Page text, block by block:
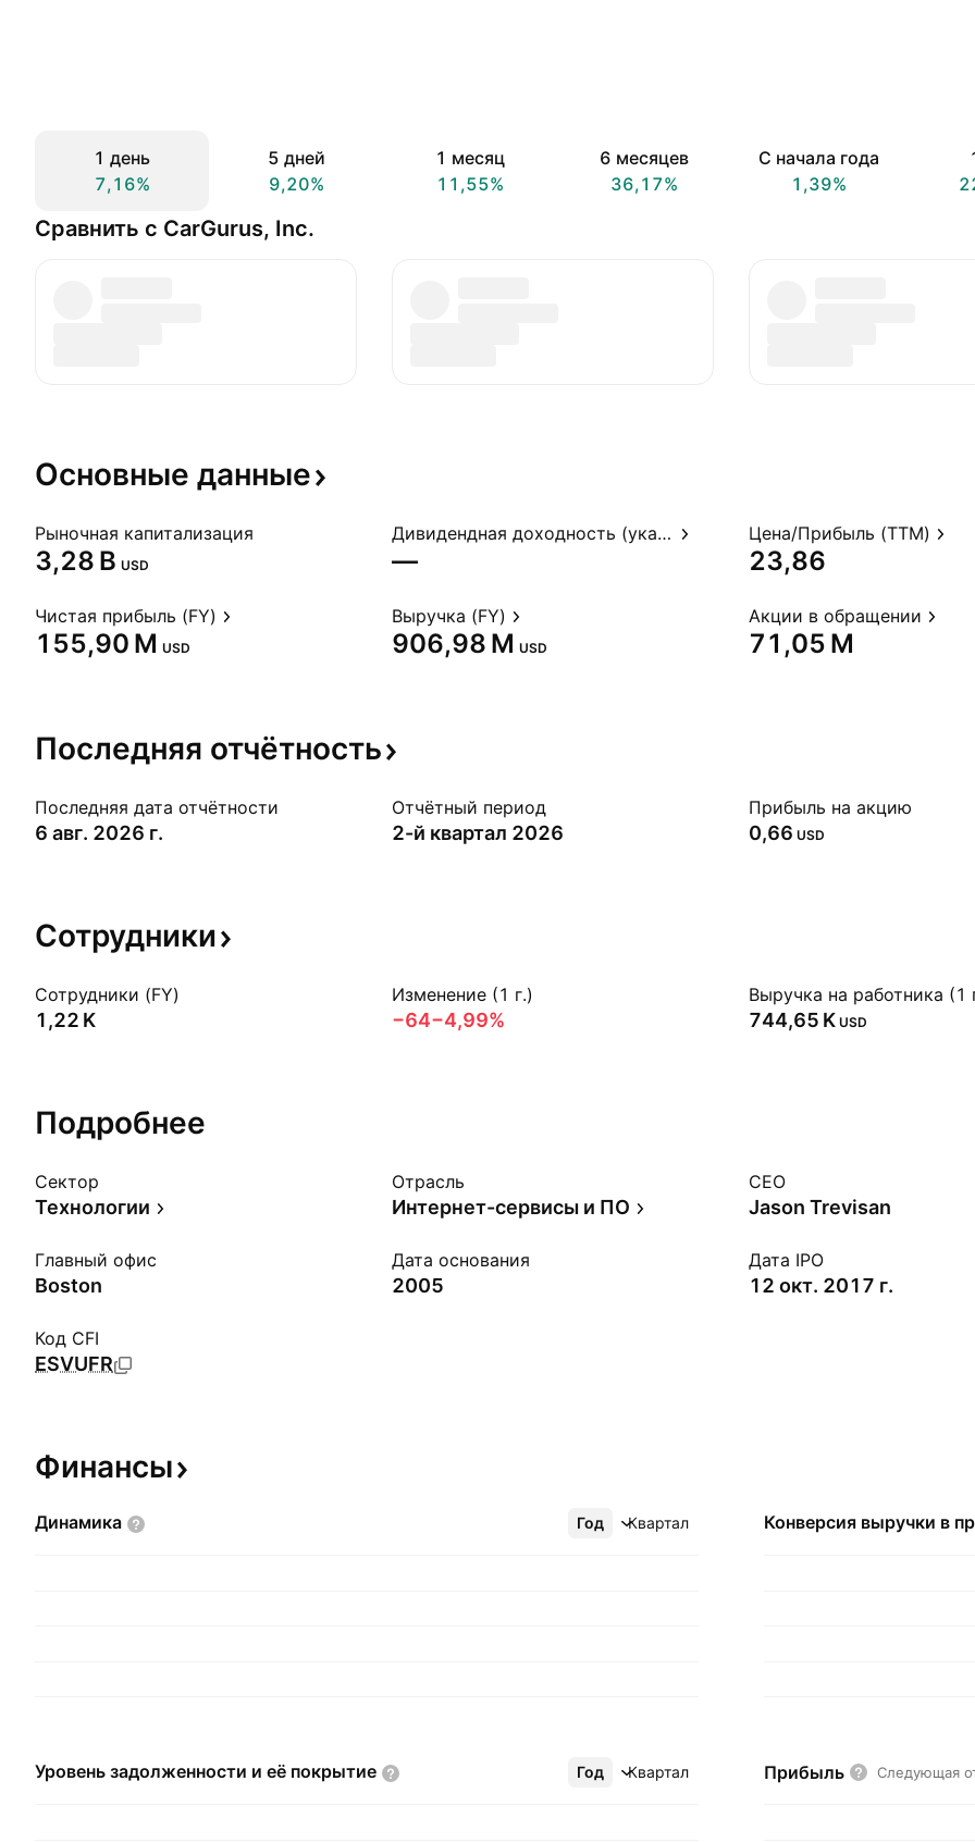
1 день
7,16%
5 дней
9,20%
1 месяц
11,55%
6 месяцев
36,17%
С начала года
1,39%
Сравнить с CarGurus, Inc.
Основные данные
Рыночная капитализация
‪3,28 B‬ USD
Дивидендная доходность (указ.)
—
Цена/Прибыль (TTM)
23,86
Чистая прибыль (FY)
‪155,90 M‬ USD
Выручка (FY)
‪906,98 M‬ USD
Акции в обращении
‪71,05 M‬
Последняя отчётность
Последняя дата отчётности
6 авг. 2026 г.
Отчётный период
2-й квартал 2026
Прибыль на акцию
0,66 USD
Сотрудники
Сотрудники (FY)
‪1,22 K‬
Изменение (1 г.)
−64−4,99%
Выручка на работника (1
‪744,65 K‬ USD
Подробнее
Сектор
Технологии
Отрасль
Интернет-сервисы и ПО
CEO
Jason Trevisan
Главный офис
Boston
Дата основания
2005
Дата IPO
12 окт. 2017 г.
Код CFI
ESVUFR
Финансы
Динамика Год Квартал
Ещё Конверсия выручки в
Уровень задолженности и её покрытие Год Квартал
Ещё Прибыль Следующая